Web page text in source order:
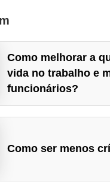
Como melhorar a
vida no trabalho e
funcionários?
Como ser menos